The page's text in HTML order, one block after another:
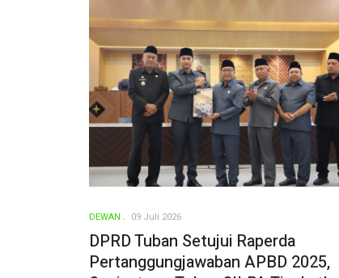
DEWAN 09 Juli 2026
DPRD Tuban Setujui Raperda
Pertanggungjawaban APBD 2025,